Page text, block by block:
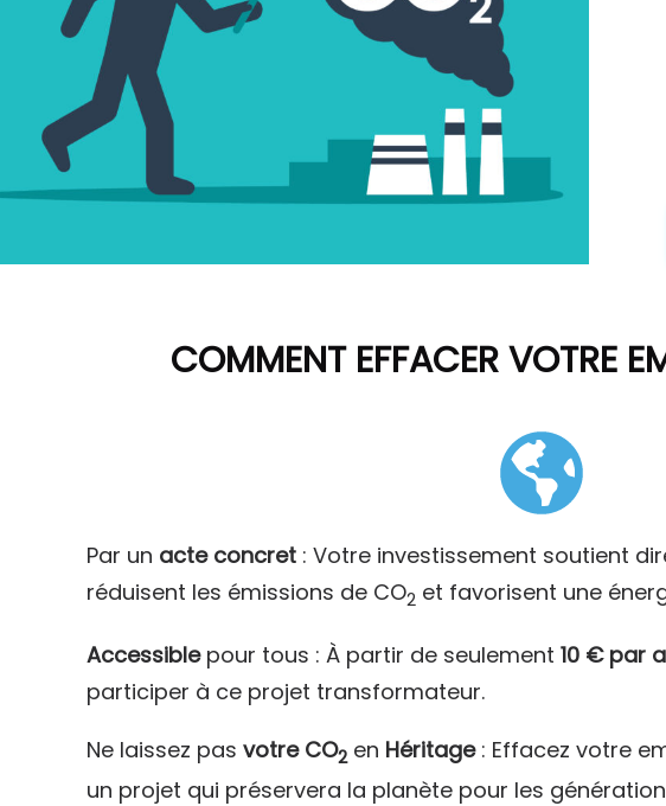
COMMENT EFFACER VOTRE
Par un acte concret : Votre investissement soutient
réduisent les émissions de CO2 et favorisent une
Accessiblepour tous : À partir de seulement10 € par
participer à ce projet transformateur.
Ne laissez pasvotre CO2 en Héritage: Effacez votre
un projet qui préservera la planète pour les